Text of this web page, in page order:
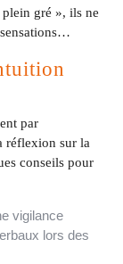
gré », ils ne
par
réflexion sur la
conseils pour
vigilance
lors des